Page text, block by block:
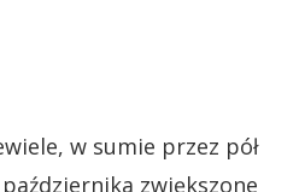
w sumie przez pół
zwiększone